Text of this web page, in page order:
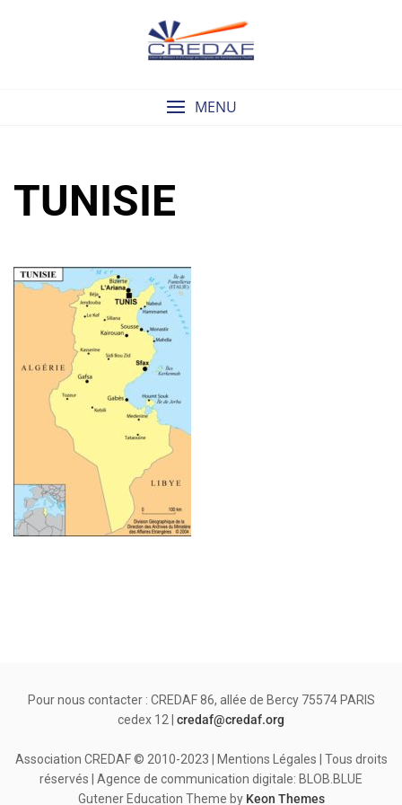
MENU
TUNISIE
Pour nous contacter : CREDAF 86, allée de Bercy 75574 PARIS
cedex 12 | credaf@credaf.org
Association CREDAF © 2010-2023 | Mentions Légales | Tous droits
réservés | Agence de communication digitale: BLOB.BLUE
Gutener Education Theme by Keon Themes